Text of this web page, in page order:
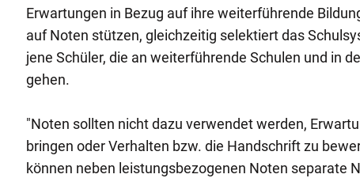
Erwartungen in Bezug auf ihre weiterführende
auf Noten stützen, gleichzeitig selektiert das
jene Schüler, die an weiterführende Schulen und in
gehen.
"Noten sollten nicht dazu verwendet werden,
bringen oder Verhalten bzw. die Handschrift zu
können neben leistungsbezogenen Noten separate